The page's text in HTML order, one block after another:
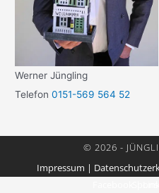
Werner Jüngling
Telefon0151-569 564 52
© 2026 -
Impressum |